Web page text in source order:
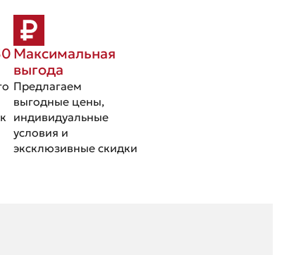
Максимальная
выгода
Предлагаем
выгодные цены,
индивидуальные
условия и
эксклюзивные скидки